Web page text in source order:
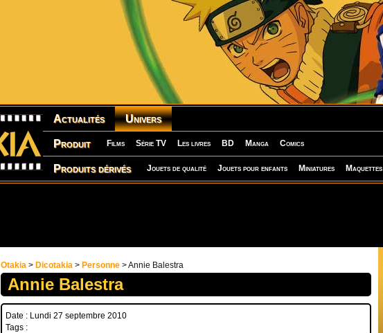
Actualités Univers
Produit Films Série TV Les livres BD Manga Comics
Produits dérivés Jouets de qualité Jouets pour enfants Miniatures Maquettes
Otakia > Dicotakia > Personne > Annie Balestra
Annie Balestra
Date : Lundi 27 septembre 2010
Tags :